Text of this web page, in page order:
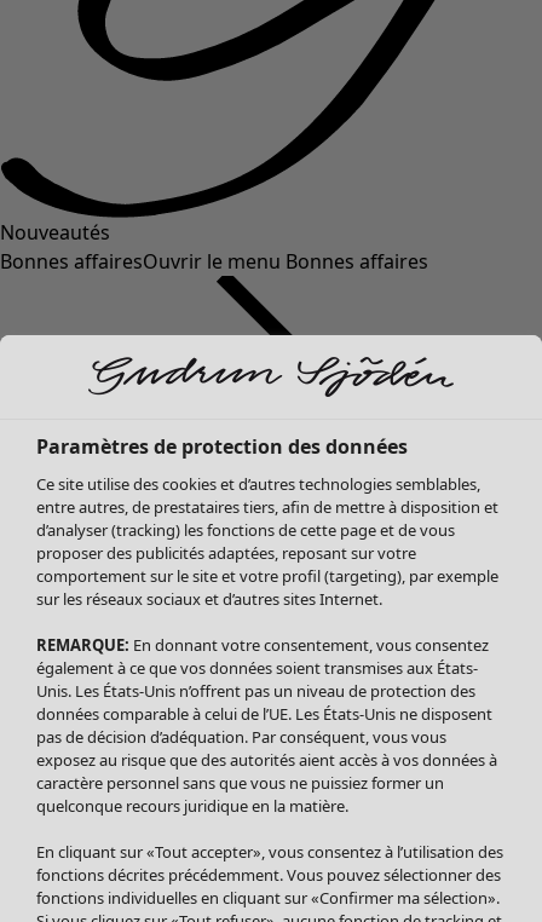
Nouveautés
Bonnes affairesOuvrir le menu Bonnes affaires
Soldes Vêtements
Tous les vêtements
Robes
Tuniques
Blouses
Tops
Gilets
Pantalon
Jupes
Leggings et collants
Accessoires
Paramètres de protection des données
Ce site utilise des cookies et d’autres technologies semblables,
entre autres, de prestataires tiers, afin de mettre à disposition et
d’analyser (tracking) les fonctions de cette page et de vous
proposer des publicités adaptées, reposant sur votre
comportement sur le site et votre profil (targeting), par exemple
sur les réseaux sociaux et d’autres sites Internet.
REMARQUE: En donnant votre consentement, vous consentez
également à ce que vos données soient transmises aux États-
Unis. Les États-Unis n’offrent pas un niveau de protection des
données comparable à celui de l’UE. Les États-Unis ne disposent
pas de décision d’adéquation. Par conséquent, vous vous
exposez au risque que des autorités aient accès à vos données à
caractère personnel sans que vous ne puissiez former un
quelconque recours juridique en la matière.
En cliquant sur «Tout accepter», vous consentez à l’utilisation des
fonctions décrites précédemment. Vous pouvez sélectionner des
fonctions individuelles en cliquant sur «Confirmer ma sélection».